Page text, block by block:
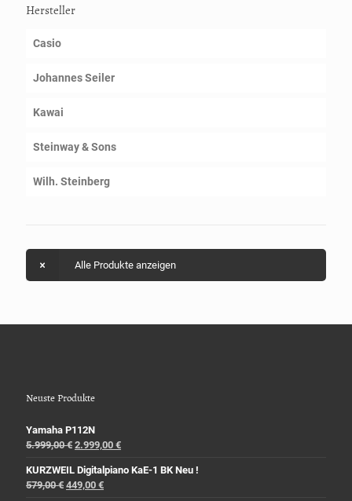
Hersteller
Casio
Johannes Seiler
Kawai
Steinway & Sons
Wilh. Steinberg
Alle Produkte anzeigen
Neuste Produkte
Yamaha P112N
5.999,00€ 2.999,00 €
KURZWEIL Digitalpiano KaE-1 BK Neu !
579,00€ 449,00 €